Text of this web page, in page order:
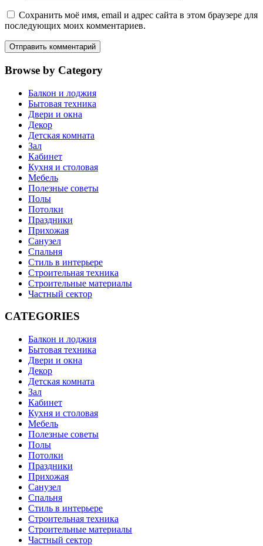
Сохранить моё имя, email и адрес сайта в этом браузере для
последующих моих комментариев.
Browse by Category
Балкон и лоджия
Бытовая техника
Двери и окна
Декор
Детская комната
Зал
Кабинет
Кухня и столовая
Мебель
Полезные советы
Полы
Потолки
Праздники
Прихожая
Санузел
Спальня
Стиль в интерьере
Строительная техника
Строительные материалы
Частный сектор
CATEGORIES
Балкон и лоджия
Бытовая техника
Двери и окна
Декор
Детская комната
Зал
Кабинет
Кухня и столовая
Мебель
Полезные советы
Полы
Потолки
Праздники
Прихожая
Санузел
Спальня
Стиль в интерьере
Строительная техника
Строительные материалы
Частный сектор